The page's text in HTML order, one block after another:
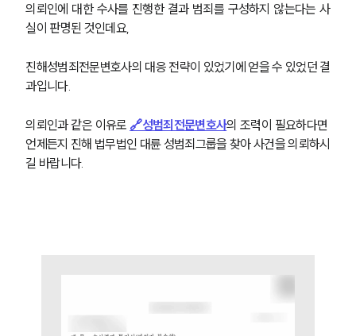
글로벌 파트너 로펌
의뢰인에 대한 수사를 진행한 결과 범죄를 구성하지 않는다는 사
실이 판명된 것인데요,
진해성범죄전문변호사의 대응 전략이 있었기에 얻을 수 있었던 결
과입니다.
의뢰인과 같은 이유로 🔗성범죄전문변호사의 조력이 필요하다면
언제든지 진해 법무법인 대륜 성범죄그룹을 찾아 사건을 의뢰하시
길 바랍니다.